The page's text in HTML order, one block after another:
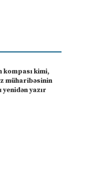
kompası kimi,
müharibəsinin
yenidən yazır